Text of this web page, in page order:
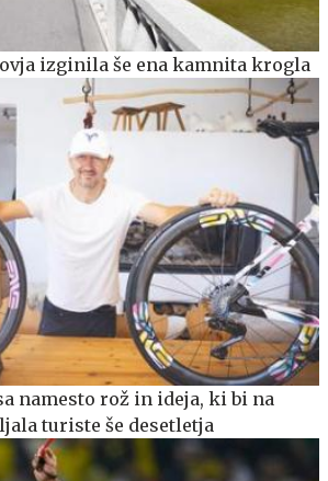
izginila še ena kamnita krogla
namesto rož in ideja, ki bi na
turiste še desetletja